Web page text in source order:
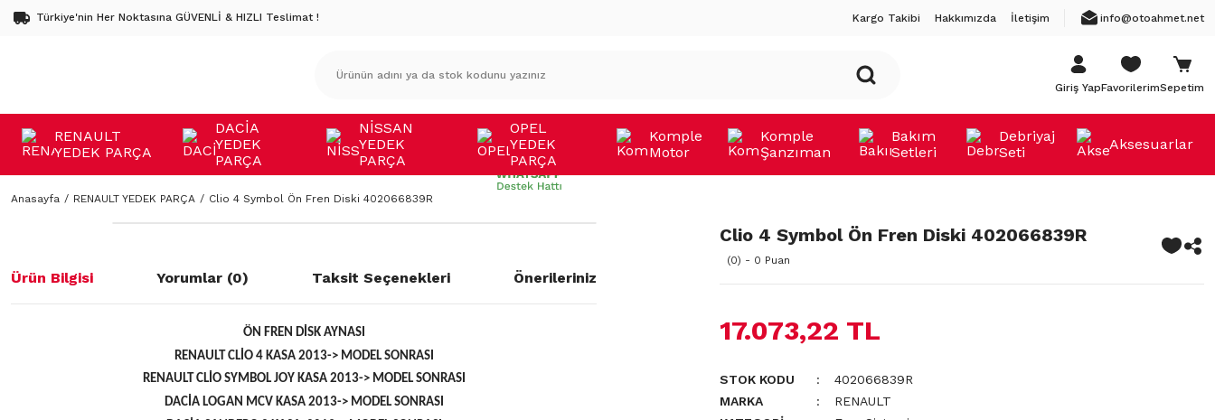
Türkiye'nin Her Noktasına GÜVENLİ & HIZLI Teslimat ! Kargo Takibi Hakkımızda İletişim info@otoahmet.net
Giriş YapFavorilerimSepetim
RENAULT
YEDEK PARÇA
DACİA
YEDEK
PARÇA
NİSSAN
YEDEK
PARÇA
OPEL
YEDEK
PARÇA
Komple
Motor
Komple
Şanzıman
Bakım
Setleri
Debriyaj
Seti
Aksesuarlar
Anasayfa RENAULT YEDEK PARÇA Clio 4 Symbol Ön Fren Diski 402066839R
Ürün Bilgisi Yorumlar (0) Taksit Seçenekleri Önerileriniz
ÖN FREN DİSK AYNASI
RENAULT CLİO 4 KASA 2013-> MODEL SONRASI
RENAULT CLİO SYMBOL JOY KASA 2013-> MODEL SONRASI
DACİA LOGAN MCV KASA 2013-> MODEL SONRASI
Clio 4 Symbol Ön Fren Diski 402066839R
(0) - 0 Puan
17.073,22 TL
STOK KODU
402066839R
MARKA
RENAULT